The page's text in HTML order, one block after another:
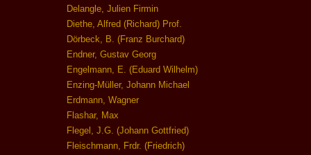
Delangle, Julien Firmin
Diethe, Alfred (Richard) Prof.
Dörbeck, B. (Franz Burchard)
Endner, Gustav Georg
Engelmann, E. (Eduard Wilhelm)
Enzing-Müller, Johann Michael
Erdmann, Wagner
Flashar, Max
Flegel, J.G. (Johann Gottfried)
Fleischmann, Frdr. (Friedrich)